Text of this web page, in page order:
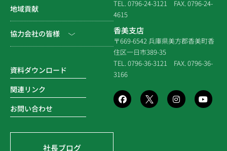
拠点一覧
企業倫理規定
品質方針
環境方針
SDGsの取組み
各種連携
災害時対応等
建築（民間）
NEWS & EVENT
メディア掲載
地域貢献
協力会社の皆様
資料ダウンロード
関連リンク
お問い合わせ
社長ブログ
TEL. 0796-24-3121 FAX. 0796-24-
4615
香美支店
〒669-6542 兵庫県美方郡香美町香
住区一日市389-35
TEL. 0796-36-3121 FAX. 0796-36-
3166